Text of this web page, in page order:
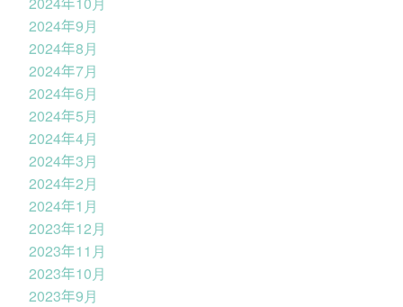
2024年9月
2024年8月
2024年7月
2024年6月
2024年5月
2024年4月
2024年3月
2024年2月
2024年1月
2023年12月
2023年11月
2023年10月
2023年9月